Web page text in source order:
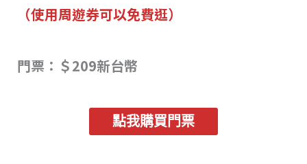
（使用周遊券可以免費逛）
門票：＄209新台幣
點我購買門票